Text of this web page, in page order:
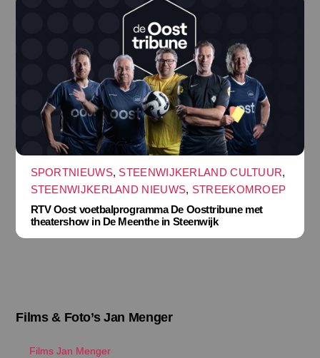
SPORTNIEUWS, STEENWIJKERLAND CULTUUR,
STEENWIJKERLAND NIEUWS, STREEKOMROEP
RTV Oost voetbalprogramma De Oosttribune met
theatershow in De Meenthe in Steenwijk
Films & Foto’s Jan Menger
Films Jan Menger